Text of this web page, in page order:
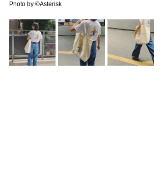
Photo by ©Asterisk